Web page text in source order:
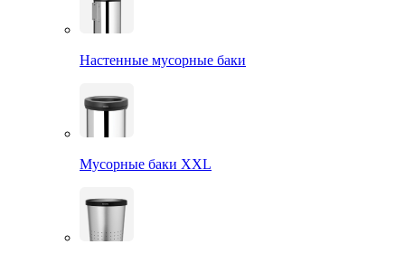
Настенные мусорные баки
Мусорные баки XXL